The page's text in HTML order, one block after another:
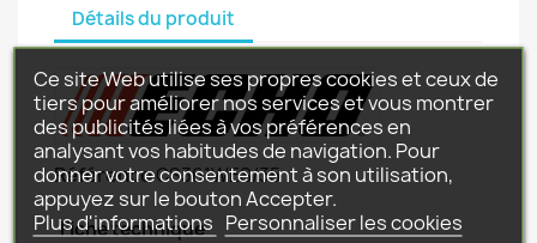
Détails du produit
RéférenceCS361WES/35
Fiche technique
Ce site Web utilise ses propres cookies et ceux de
tiers pour améliorer nos services et vous montrer
des publicités liées à vos préférences en
analysant vos habitudes de navigation. Pour
donner votre consentement à son utilisation,
appuyez sur le bouton Accepter.
Plus d'informations Personnaliser les cookies